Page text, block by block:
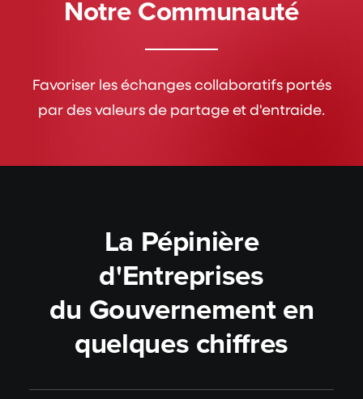
Notre Communauté
Favoriser les échanges collaboratifs portés
par des valeurs de partage et d'entraide.
La Pépinière
d'Entreprises
du Gouvernement en
quelques chiffres